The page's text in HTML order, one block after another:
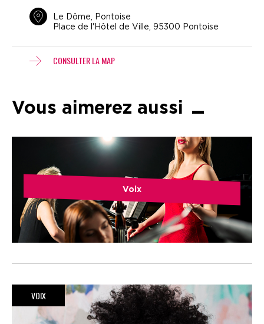
Le Dôme, Pontoise
Place de l'Hôtel de Ville, 95300 Pontoise
CONSULTER LA MAP
Vous aimerez aussi
Voix
VOIX